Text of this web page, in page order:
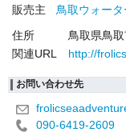
販売主
鳥取ウォー
住所
鳥取県鳥
関連URL
http://
お問い合わせ先
090-6419-2609